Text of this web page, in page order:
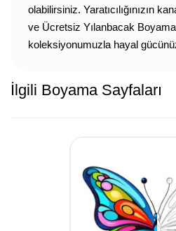
olabilirsiniz. Yaratıcılığınızın
ve Ücretsiz Yılanbacak
koleksiyonumuzla hayal
İlgili Boyama Sayfaları